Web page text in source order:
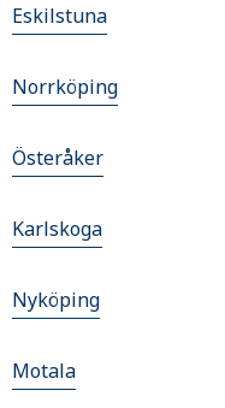
Eskilstuna
Norrköping
Österåker
Karlskoga
Nyköping
Motala